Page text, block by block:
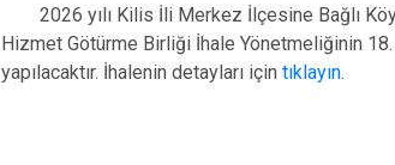
2026 yılı Kilis İli Merkez İlçesine Bağlı Köy
Hizmet Götürme Birliği İhale Yönetmeliğinin 18.
yapılacaktır. İhalenin detayları için tıklayın.